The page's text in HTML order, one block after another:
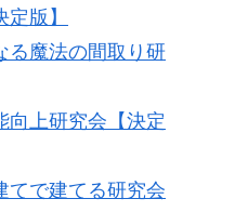
版】
る魔法の間取り研
向上研究会【決定
てで建てる研究会